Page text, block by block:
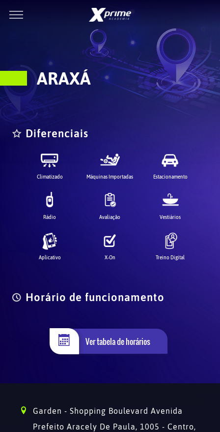
ARAXÁ
Diferenciais
Climatizado Máquinas Importadas Estacionamento
Rádio Avaliação Vestiários
Aplicativo X-On Treino Digital
Horário de funcionamento
Ver tabela de horários
Garden - Shopping Boulevard Avenida
Prefeito Aracely De Paula, 1005 - Centro,